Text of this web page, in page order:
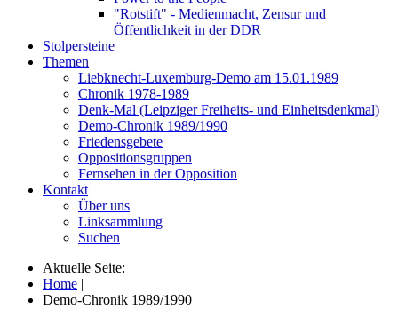
"Rotstift" - Medienmacht, Zensur und
Öffentlichkeit in der DDR
Stolpersteine
Themen
Liebknecht-Luxemburg-Demo am 15.01.1989
Chronik 1978-1989
Denk-Mal (Leipziger Freiheits- und Einheitsdenkmal)
Demo-Chronik 1989/1990
Friedensgebete
Oppositionsgruppen
Fernsehen in der Opposition
Kontakt
Über uns
Linksammlung
Suchen
Aktuelle Seite:
Home |
Demo-Chronik 1989/1990